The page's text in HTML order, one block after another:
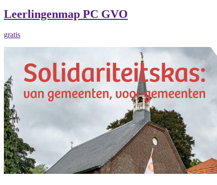
Leerlingenmap PC GVO
gratis